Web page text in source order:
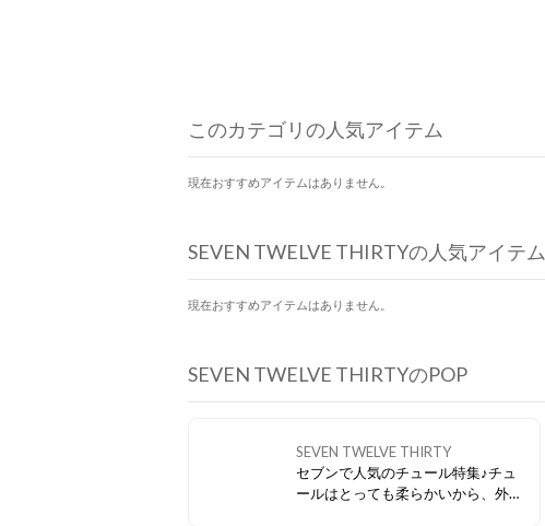
このカテゴリの人気アイテム
現在おすすめアイテムはありません。
SEVEN TWELVE THIRTYの人気アイテム
現在おすすめアイテムはありません。
SEVEN TWELVE THIRTYのPOP
SEVEN TWELVE THIRTY
セブンで人気のチュール特集♪チュ
ールはとっても柔らかいから、外反